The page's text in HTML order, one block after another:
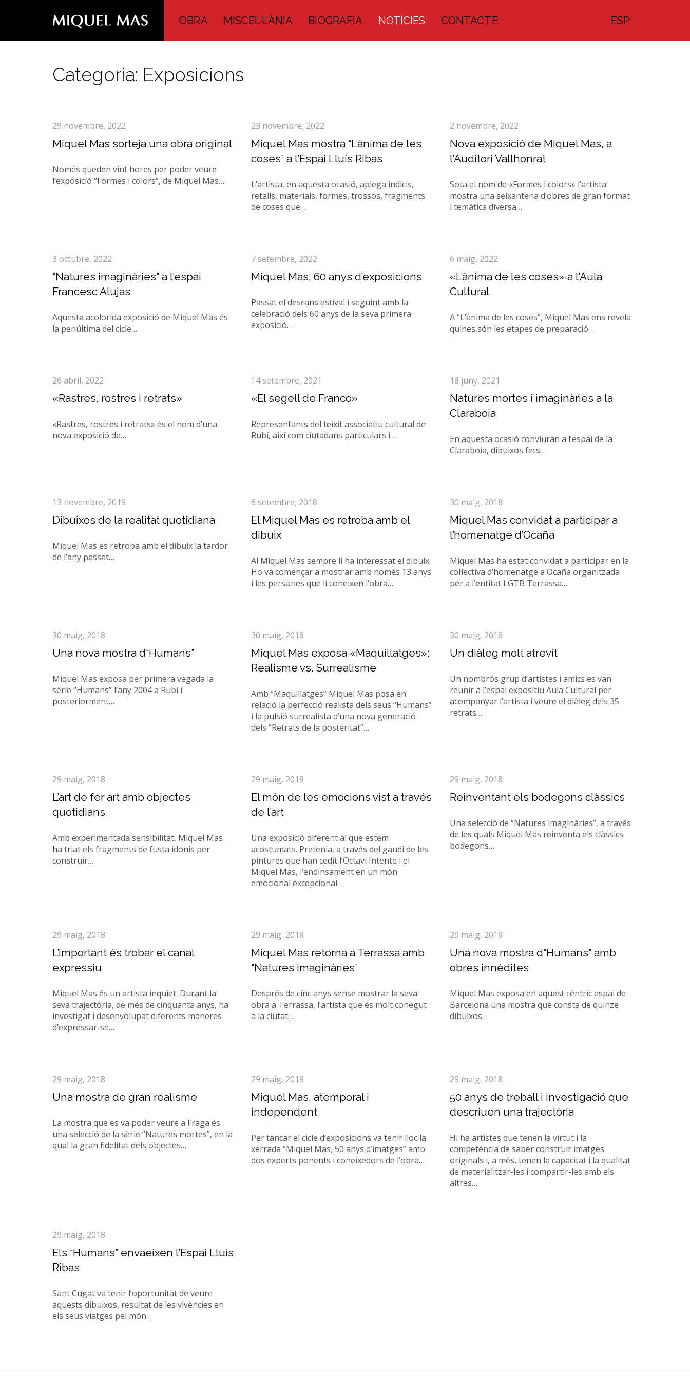
OBRA MISCEL·LÀNIA BIOGRAFIA NOTÍCIES CONTACTE ESP
Categoria: Exposicions
29 novembre, 2022
Miquel Mas sorteja una obra original
Només queden vint hores per poder veure
l’exposició “Formes i colors”, de Miquel Mas…
23 novembre, 2022
Miquel Mas mostra “L’ànima de les
coses” a l’Espai Lluís Ribas
L’artista, en aquesta ocasió, aplega indicis,
retalls, materials, formes, trossos, fragments
de coses que…
2 novembre, 2022
Nova exposició de Miquel Mas, a
l’Auditori Vallhonrat
Sota el nom de «Formes i colors» l’artista
mostra una seixantena d’obres de gran format
i temàtica diversa…
3 octubre, 2022
“Natures imaginàries” a l’espai
Francesc Alujas
Aquesta acolorida exposició de Miquel Mas és
la penúltima del cicle…
7 setembre, 2022
Miquel Mas, 60 anys d’exposicions
Passat el descans estival i seguint amb la
celebració dels 60 anys de la seva primera
exposició…
6 maig, 2022
«L’ànima de les coses» a l’Aula
Cultural
A “L’ànima de les coses”, Miquel Mas ens revela
quines són les etapes de preparació…
26 abril, 2022
«Rastres, rostres i retrats»
«Rastres, rostres i retrats» és el nom d’una
nova exposició de…
14 setembre, 2021
«El segell de Franco»
Representants del teixit associatiu cultural de
Rubí, així com ciutadans particulars i…
18 juny, 2021
Natures mortes i imaginàries a la
Claraboia
En aquesta ocasió conviuran a l’espai de la
Claraboia, dibuixos fets…
13 novembre, 2019
Dibuixos de la realitat quotidiana
Miquel Mas es retroba amb el dibuix la tardor
de l’any passat…
6 setembre, 2018
El Miquel Mas es retroba amb el
dibuix
Al Miquel Mas sempre li ha interessat el dibuix.
Ho va començar a mostrar amb només 13 anys
i les persones que li coneixen l’obra…
30 maig, 2018
Miquel Mas convidat a participar a
l’homenatge d’Ocaña
Miquel Mas ha estat convidat a participar en la
col·lectiva d’homenatge a Ocaña organitzada
per a l’entitat LGTB Terrassa…
30 maig, 2018
Una nova mostra d“Humans”
Miquel Mas exposa per primera vegada la
sèrie “Humans” l’any 2004 a Rubí i
posteriorment…
30 maig, 2018
Miquel Mas exposa «Maquillatges»:
Realisme vs. Surrealisme
Amb “Maquillatges” Miquel Mas posa en
relació la perfecció realista dels seus “Humans”
i la pulsió surrealista d’una nova generació
dels “Retrats de la posteritat”…
30 maig, 2018
Un diàleg molt atrevit
Un nombrós grup d’artistes i amics es van
reunir a l’espai expositiu Aula Cultural per
acompanyar l’artista i veure el diàleg dels 35
retrats…
29 maig, 2018
L’art de fer art amb objectes
quotidians
Amb experimentada sensibilitat, Miquel Mas
ha triat els fragments de fusta idonis per
construir…
29 maig, 2018
El món de les emocions vist a través
de l’art
Una exposició diferent al que estem
acostumats. Pretenia, a través del gaudi de les
pintures que han cedit l’Octavi Intente i el
Miquel Mas, l’endinsament en un món
emocional excepcional…
29 maig, 2018
Reinventant els bodegons clàssics
Una selecció de “Natures imaginàries”, a través
de les quals Miquel Mas reinventa els clàssics
bodegons…
29 maig, 2018
L’important és trobar el canal
expressiu
Miquel Mas és un artista inquiet. Durant la
seva trajectòria, de més de cinquanta anys, ha
investigat i desenvolupat diferents maneres
d’expressar-se…
29 maig, 2018
Miquel Mas retorna a Terrassa amb
“Natures imaginàries”
Després de cinc anys sense mostrar la seva
obra a Terrassa, l’artista que és molt conegut
a la ciutat…
29 maig, 2018
Una nova mostra d“Humans” amb
obres innèdites
Miquel Mas exposa en aquest cèntric espai de
Barcelona una mostra que consta de quinze
dibuixos…
29 maig, 2018
Una mostra de gran realisme
La mostra que es va poder veure a Fraga és
una selecció de la sèrie “Natures mortes”, en la
qual la gran fidelitat dels objectes…
29 maig, 2018
Miquel Mas, atemporal i
independent
Per tancar el cicle d’exposicions va tenir lloc la
xerrada “Miquel Mas, 50 anys d’imatges” amb
dos experts ponents i coneixedors de l’obra…
29 maig, 2018
50 anys de treball i investigació que
descriuen una trajectòria
Hi ha artistes que tenen la virtut i la
competència de saber construir imatges
originals i, a més, tenen la capacitat i la qualitat
de materialitzar-les i compartir-les amb els
altres…
29 maig, 2018
Els “Humans” envaeixen l’Espai Lluís
Ribas
Sant Cugat va tenir l’oportunitat de veure
aquests dibuixos, resultat de les vivències en
els seus viatges pel món…